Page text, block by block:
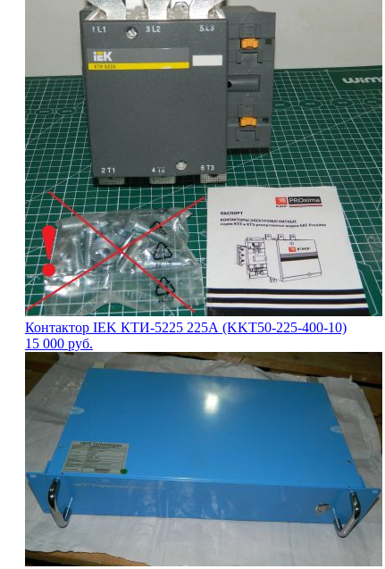
Контактор IEK КТИ-5225 225А (KKT50-225-400-10)
15 000 руб.